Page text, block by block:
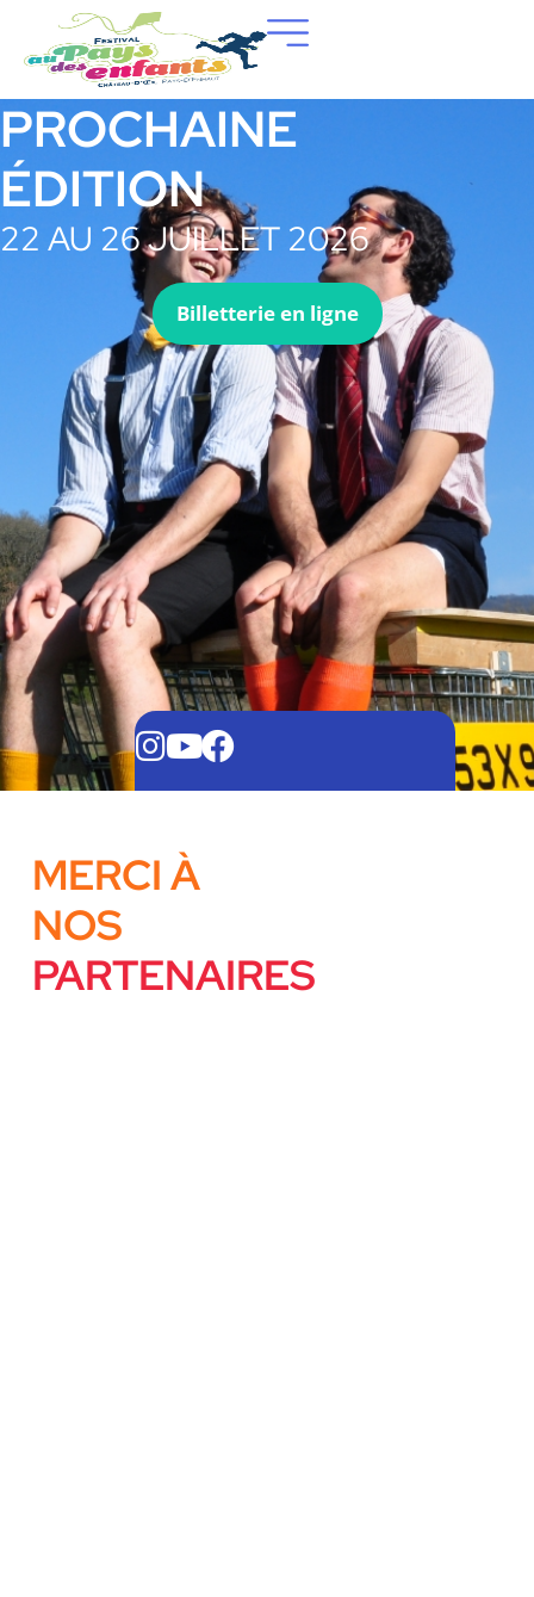
PROCHAINE
ÉDITION
22 AU 26 JUILLET 2026
Billetterie en ligne
MERCI À
NOS
PARTENAIRES